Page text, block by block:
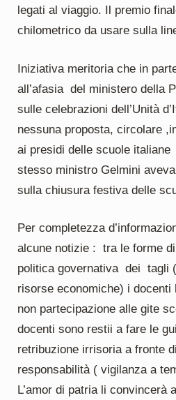
legati al viaggio. Il premio
chilometrico da usare sulla
Iniziativa meritoria che in
all’afasia del ministero della
sulle celebrazioni dell’Unità
nessuna proposta, circolare
ai presidi delle scuole
stesso ministro Gelmini
sulla chiusura festiva delle
Per completezza
alcune notizie : tra le forme
politica governativa dei tagli
risorse economiche) i docenti
non partecipazione alle gite
docenti sono restii a fare le
retribuzione irrisoria a fronte
responsabilità ( vigilanza a
L’amor di patria li convincerà